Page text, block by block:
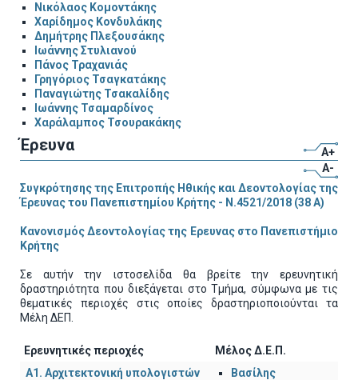
Νικόλαος Κομοντάκης
Χαρίδημος Κονδυλάκης
Δημήτρης Πλεξουσάκης
Ιωάννης Στυλιανού
Πάνος Τραχανιάς
Γρηγόριος Τσαγκατάκης
Παναγιώτης Τσακαλίδης
Ιωάννης Τσαμαρδίνος
Χαράλαμπος Τσουρακάκης
Έρευνα
A+
A-
Συγκρότησης της Επιτροπής Ηθικής και Δεοντολογίας της
Έρευνας του Πανεπιστημίου Κρήτης - Ν.4521/2018 (38 Α)
Κανονισμός Δεοντολογίας της Ερευνας στο Πανεπιστήμιο
Κρήτης
Σε αυτήν την ιστοσελίδα θα βρείτε την ερευνητική
δραστηριότητα που διεξάγεται στο Τμήμα, σύμφωνα με τις
θεματικές περιοχές στις οποίες δραστηριοποιούνται τα
Μέλη ΔΕΠ.
Ερευνητικές περιοχές
Μέλος Δ.Ε.Π.
Α1. Αρχιτεκτoνική υπολογιστών
Βασίλης